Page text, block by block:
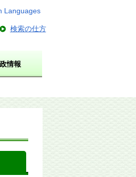
Languages
検索の仕方
情報